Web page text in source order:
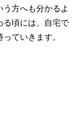
方へも分かるよ
る頃には、自宅で
ていきます。